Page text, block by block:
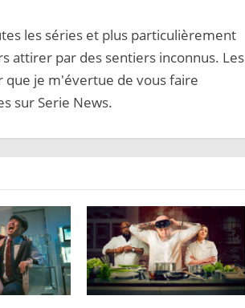
les séries et plus particulièrement
attirer par des sentiers inconnus. Les
je m'évertue de vous faire
sur Serie News.